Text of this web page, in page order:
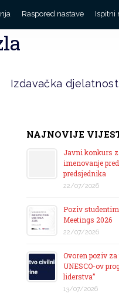
Raspored nastave Ispitni
Izdavačka djelatnost
NAJNOVIJE
Javni konkurs
imenovanje
predsjednika
22/07/2026
Poziv
Meetings 2026
22/07/2026
Ovoren poziv
UNESCO-ov
liderstva”
13/07/2026